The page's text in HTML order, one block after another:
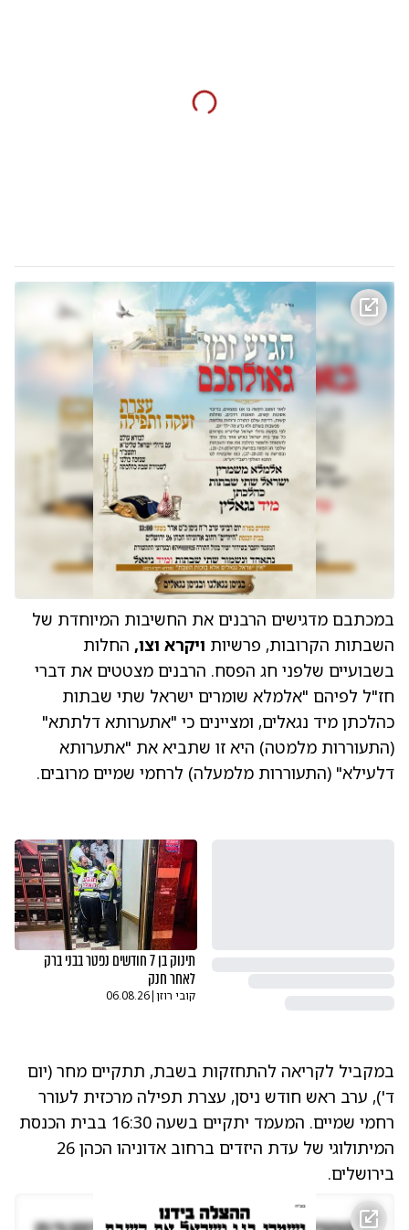
במכתבם מדגישים הרבנים את החשיבות המיוחדת של
השבתות הקרובות, פרשיות ויקרא וצו, החלות
בשבועיים שלפני חג הפסח. הרבנים מצטטים את דברי
חז"ל לפיהם "אלמלא שומרים ישראל שתי שבתות
כהלכתן מיד נגאלים, ומציינים כי "אתערותא דלתתא"
(התעוררות מלמטה) היא זו שתביא את "אתערותא
דלעילא" (התעוררות מלמעלה) לרחמי שמיים מרובים.
תינוק בן 7 חודשים נפטר בבני ברק
לאחר חנק
קובי רוזן|
06.08.26
במקביל לקריאה להתחזקות בשבת, תתקיים מחר (יום
ד'), ערב ראש חודש ניסן, עצרת תפילה מרכזית לעורר
רחמי שמיים. המעמד יתקיים בשעה 16:30 בבית הכנסת
המיתולוגי של עדת היזדים ברחוב אדוניהו הכהן 26
בירושלים.